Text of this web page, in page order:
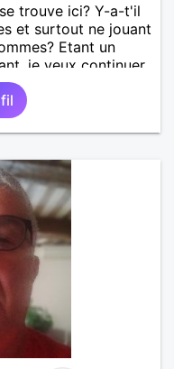
trouve ici? Y-a-t'il
et surtout ne jouant
Etant un
je veux continuer
la petite famille
profiteuse et autres
ne